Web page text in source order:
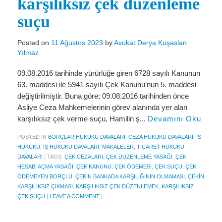
Miras Hukuku
İcra Ve İflas Hukuku
Gayrimenkul hukuku
İdare ve Vergi Hukuku
Basında Derya Kuşaslan
HESAPLAMA ARAÇLARI
İhbar Tazminatı Hesaplama
Kıdem Tazminatı Hesaplama
Fazla Mesai Hesaplama
İşsizlik Maaşı Hesaplama
karşılıksız çek düzenleme
suçu
Posted on 11 Ağustos 2023 byAvukat Derya Kuşaslan
Yılmaz
09.08.2016 tarihinde yürürlüğe giren 6728 sayılı Kanunun
63. maddesi ile 5941 sayılı Çek Kanunu’nun 5. maddesi
değiştirilmiştir. Buna göre; 09.08.2016 tarihinden önce
Asliye Ceza Mahkemelerinin görev alanında yer alan
karşılıksız çek verme suçu, Hamilin ş... Devamını Oku
POSTED IN BORÇLAR HUKUKU DAVALARI CEZA HUKUKU DAVALARI
İŞ
HUKUKU İŞ HUKUKU DAVALARI MAKALELER TICARET HUKUKU
DAVALARI | TAGS: ÇEK CEZALARI ÇEK DÜZENLEME YASAĞI ÇEK
HESABI AÇMA YASAĞI ÇEK KANUNU ÇEK ÖDEMESI ÇEK SUÇU ÇEKI
ÖDEMEYEN BORÇLU ÇEKIN BANKADA KARŞILIĞININ OLMAMASI ÇEKIN
KARŞILIKSIZ ÇIKMASI KARŞILIKSIZ ÇEK DÜZENLEMEK KARŞILIKSIZ
ÇEK SUÇU | LEAVE A COMMENT |